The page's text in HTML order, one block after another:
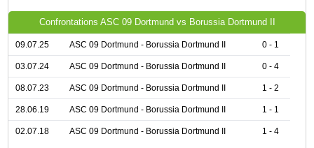
Confrontations ASC 09 Dortmund vs Borussia Dortmund II
09.07.25 ASC 09 Dortmund - Borussia Dortmund II 0 - 1
03.07.24 ASC 09 Dortmund - Borussia Dortmund II 0 - 4
08.07.23 ASC 09 Dortmund - Borussia Dortmund II 1 - 2
28.06.19 ASC 09 Dortmund - Borussia Dortmund II 1 - 1
02.07.18 ASC 09 Dortmund - Borussia Dortmund II 1 - 4